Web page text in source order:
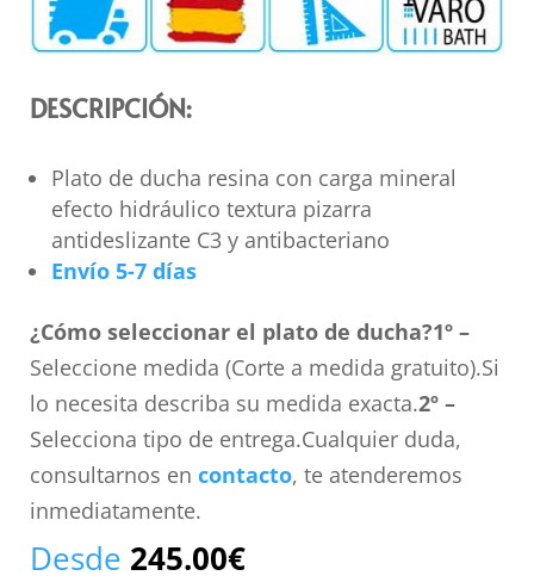
DESCRIPCIÓN:
Plato de ducha resina con carga mineral
efecto hidráulico textura pizarra
antideslizante C3 y antibacteriano
Envío 5-7 días
¿Cómo seleccionar el plato de ducha?1º –
Seleccione medida (Corte a medida gratuito).Si
lo necesita describa su medida exacta.2º –
Selecciona tipo de entrega.Cualquier duda,
consultarnos en contacto, te atenderemos
inmediatamente.
Desde 245.00€